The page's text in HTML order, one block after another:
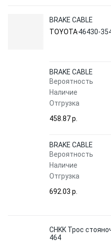
BRAKE CABLE
TOYOTA46430-
BRAKE CABLE
Вероятность
Наличие
Отгрузка
458.87 p.
BRAKE CABLE
Вероятность
Наличие
Отгрузка
692.03 p.
CHKK Трос
464